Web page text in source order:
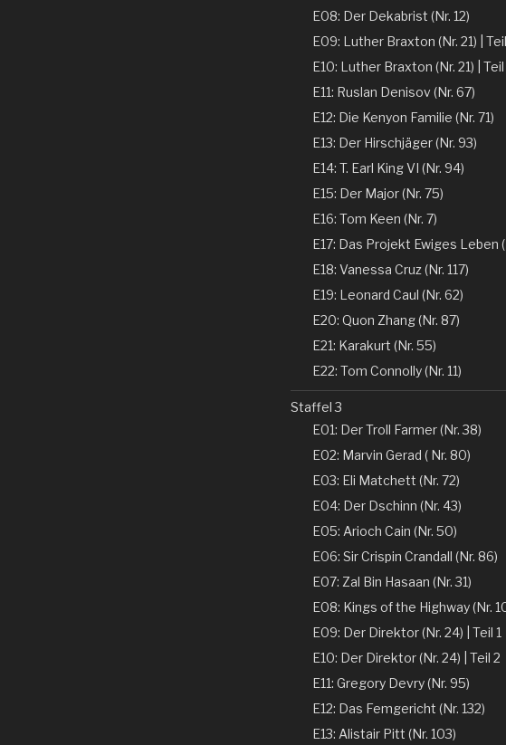
E08: Der Dekabrist (Nr. 12)
E09: Luther Braxton (Nr. 21) | Teil
E10: Luther Braxton (Nr. 21) | Teil
E11: Ruslan Denisov (Nr. 67)
E12: Die Kenyon Familie (Nr. 71)
E13: Der Hirschjäger (Nr. 93)
E14: T. Earl King VI (Nr. 94)
E15: Der Major (Nr. 75)
E16: Tom Keen (Nr. 7)
E17: Das Projekt Ewiges Leben
E18: Vanessa Cruz (Nr. 117)
E19: Leonard Caul (Nr. 62)
E20: Quon Zhang (Nr. 87)
E21: Karakurt (Nr. 55)
E22: Tom Connolly (Nr. 11)
Staffel 3
E01: Der Troll Farmer (Nr. 38)
E02: Marvin Gerad ( Nr. 80)
E03: Eli Matchett (Nr. 72)
E04: Der Dschinn (Nr. 43)
E05: Arioch Cain (Nr. 50)
E06: Sir Crispin Crandall (Nr. 86)
E07: Zal Bin Hasaan (Nr. 31)
E08: Kings of the Highway (Nr.
E09: Der Direktor (Nr. 24) | Teil 1
E10: Der Direktor (Nr. 24) | Teil 2
E11: Gregory Devry (Nr. 95)
E12: Das Femgericht (Nr. 132)
E13: Alistair Pitt (Nr. 103)